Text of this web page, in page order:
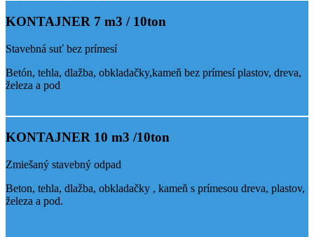
KONTAJNER 7 m3 / 10ton
Stavebná suť bez prímesí
Betón, tehla, dlažba, obkladačky,kameň bez prímesí plastov, dreva,
železa a pod
KONTAJNER 10 m3 /10ton
Zmiešaný stavebný odpad
Beton, tehla, dlažba, obkladačky , kameň s prímesou dreva, plastov,
železa a pod.